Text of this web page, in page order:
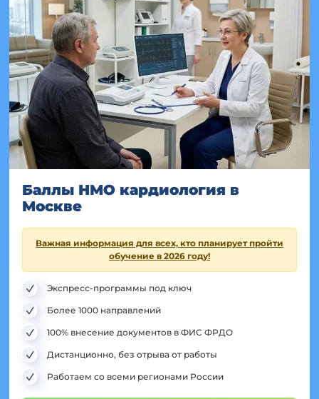
Баллы НМО кардиология в
Москве
Важная информация для всех, кто планирует пройти
обучение в 2026 году!
Экспресс-программы под ключ
Более 1000 направлений
100% внесение документов в ФИС ФРДО
Дистанционно, без отрыва от работы
Работаем со всеми регионами России